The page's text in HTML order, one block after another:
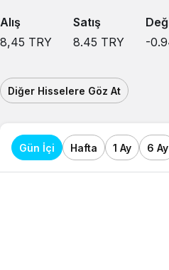
Alış
8,45 TRY
Satış
8.45 TRY
-
Diğer Hisselere Göz At
Gün İçi Hafta 1 Ay 6 Ay